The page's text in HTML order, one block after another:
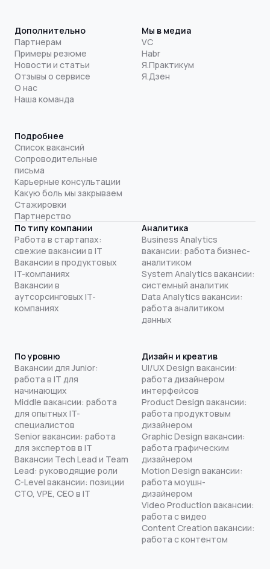
Дополнительно
Партнерам
Примеры резюме
Новости и статьи
Отзывы о сервисе
О нас
Наша команда
Мы в медиа
VC
Habr
Я.Практикум
Я.Дзен
Подробнее
Список вакансий
Сопроводительные
письма
Карьерные консультации
Какую боль мы закрываем
Стажировки
Партнерство
По типу компании
Работа в стартапах:
свежие вакансии в IT
Вакансии в продуктовых
IT-компаниях
Вакансии в
аутсорсинговых IT-
компаниях
Аналитика
Business Analytics
вакансии: работа бизнес-
аналитиком
System Analytics вакансии:
системный аналитик
Data Analytics вакансии:
работа аналитиком
данных
По уровню
Вакансии для Junior:
работа в IT для
начинающих
Middle вакансии: работа
для опытных IT-
специалистов
Senior вакансии: работа
для экспертов в IT
Вакансии Tech Lead и Team
Lead: руководящие роли
C-Level вакансии: позиции
CTO, VPE, CEO в IT
Дизайн и креатив
UI/UX Design вакансии:
работа дизайнером
интерфейсов
Product Design вакансии:
работа продуктовым
дизайнером
Graphic Design вакансии:
работа графическим
дизайнером
Motion Design вакансии:
работа моушн-
дизайнером
Video Production вакансии:
работа с видео
Content Creation вакансии:
работа с контентом